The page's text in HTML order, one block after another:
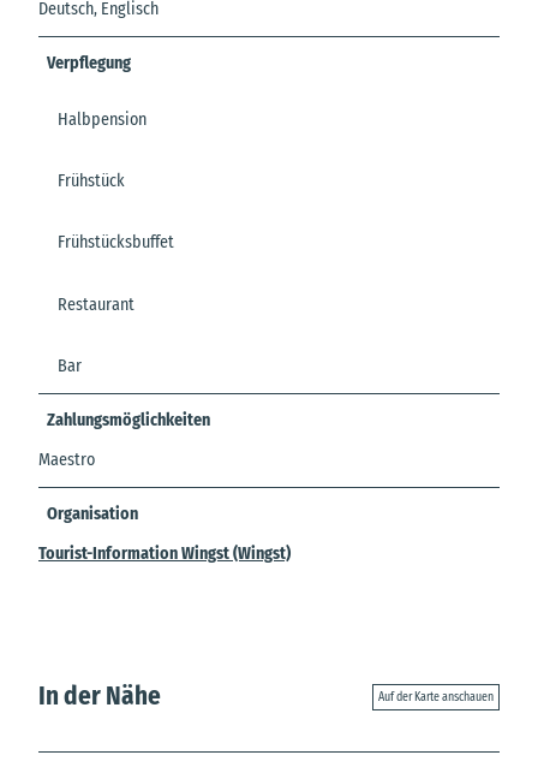
Deutsch, Englisch
Verpflegung
Halbpension
Frühstück
Frühstücksbuffet
Restaurant
Bar
Zahlungsmöglichkeiten
Maestro
Organisation
Tourist-Information Wingst (Wingst)
In der Nähe Auf der Karte anschauen